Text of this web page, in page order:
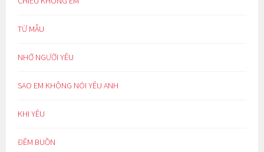
TỪ MẪU
NHỚ NGƯỜI YÊU
SAO EM KHÔNG NÓI YÊU ANH
KHI YÊU
ĐÊM BUỒN